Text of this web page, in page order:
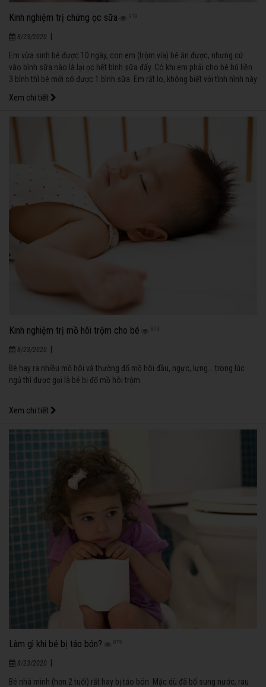
Kinh nghiệm trị chứng ọc sữa 919
8/23/2020
Em vừa sinh bé được 10 ngày, con em (trộm vía) bé ăn được, nhưng cứ
vào bình sữa nào là lại ọc hết bình sữa đấy. Có khi em phải cho bé bú liền
3 bình thì bé mới có được 1 bình sữa. Em rất lo, không biết với tình hình này
giúp em khắc phục tình trạng ói ọc của bé với (Hồ Thị Tuyết Mai, Tam Kỳ,
Quảng Nam).
Xem chi tiết
Kinh nghiệm trị mồ hôi trộm cho bé 873
8/23/2020
Bé hay ra nhiều mồ hôi và thường đổ mồ hôi đầu, ngực, lưng... trong lúc
ngủ thì được gọi là bé bị đổ mồ hôi trộm.
Xem chi tiết
Làm gì khi bé bị táo bón? 879
8/23/2020 |
Bé nhà mình (hơn 2 tuổi) rất hay bị táo bón. Mặc dù đã bổ sung nước, rau